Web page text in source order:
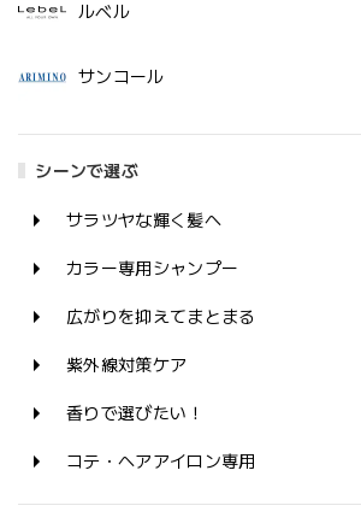
ルベル
サンコール
シーンで選ぶ
サラツヤな輝く髪へ
カラー専用シャンプー
広がりを抑えてまとまる
紫外線対策ケア
香りで選びたい！
コテ・ヘアアイロン専用